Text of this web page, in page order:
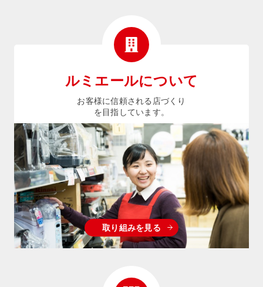
ルミエールについて
お客様に信頼される店づくり
を目指しています。
取り組みを見る